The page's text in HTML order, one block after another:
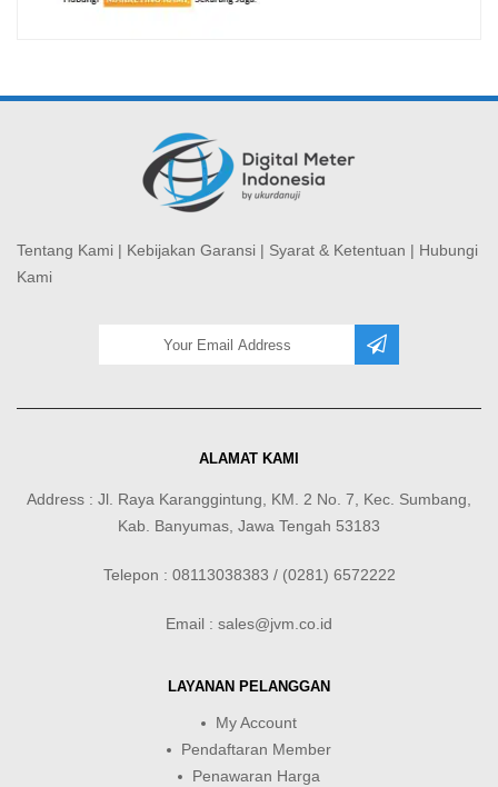
Tentang Kami | Kebijakan Garansi | Syarat & Ketentuan | Hubungi
Kami
ALAMAT KAMI
Address : Jl. Raya Karanggintung, KM. 2 No. 7, Kec. Sumbang,
Kab. Banyumas, Jawa Tengah 53183
Telepon : 08113038383 / (0281) 6572222
Email : sales@jvm.co.id
LAYANAN PELANGGAN
My Account
Pendaftaran Member
Penawaran Harga